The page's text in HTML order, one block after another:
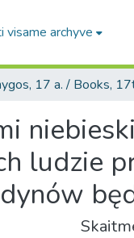
visame archyve
ludzie